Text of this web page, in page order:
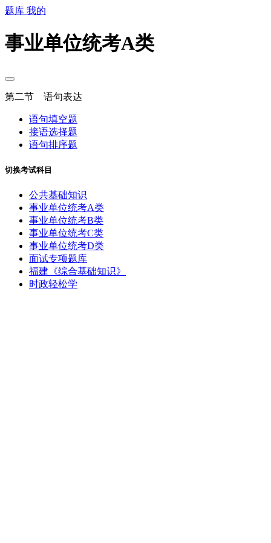
题库 我的
事业单位统考A类
第二节 语句表达
语句填空题
接语选择题
语句排序题
切换考试科目
公共基础知识
事业单位统考A类
事业单位统考B类
事业单位统考C类
事业单位统考D类
面试专项题库
福建《综合基础知识》
时政轻松学